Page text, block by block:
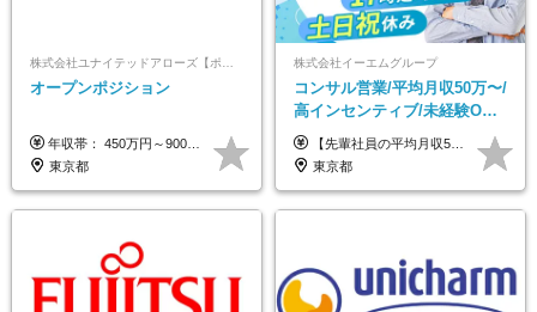
オープンポジション
年収帯： 450万円～900万円 ※経験・スキルを考慮の上、決定します。
東京都
株式会社イーエムグループ
コンサル営業/平均月収50万〜/
高インセンティブ/未経験OK/
残業なし/4,50代も活躍/ブラン
ク可/面接1回
【先輩社員の平均月収50万円】 月給30万円以上+インセンティブ+その他手当 ※経験・スキルを考慮の上で給与を決定します ※上記には5万円（月20時間分）のみなし残業代と一律手当（営業手当4万円、能力評価手当4万円）を含みます ※上記を超える残業代は別途全額支給します ※試用期間：3ヶ月あり（試用期間中の待遇に差異なし）
東京都